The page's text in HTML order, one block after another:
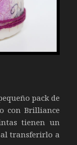
pack de
con Brilliance
tienen un
transferirlo a